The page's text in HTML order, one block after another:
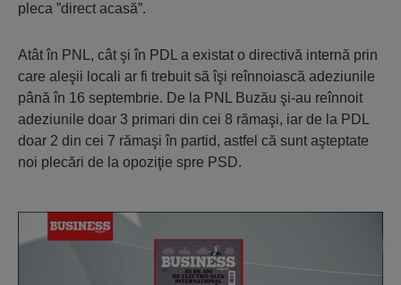
pleca ”direct acasă”.
Atât în PNL, cât şi în PDL a existat o directivă internă prin
care aleşii locali ar fi trebuit să îşi reînnoiască adeziunile
până în 16 septembrie. De la PNL Buzău şi-au reînnoit
adeziunile doar 3 primari din cei 8 rămaşi, iar de la PDL
doar 2 din cei 7 rămaşi în partid, astfel că sunt aşteptate
noi plecări de la opoziţie spre PSD.